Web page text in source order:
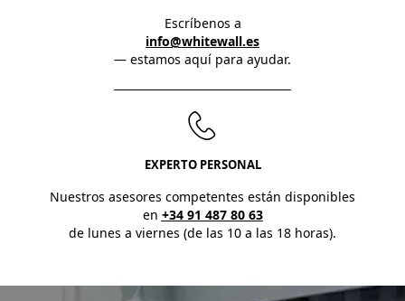
Escríbenos a
info@whitewall.es
— estamos aquí para ayudar.
EXPERTO PERSONAL
Nuestros asesores competentes están disponibles
en +34 91 487 80 63
de lunes a viernes (de las 10 a las 18 horas).